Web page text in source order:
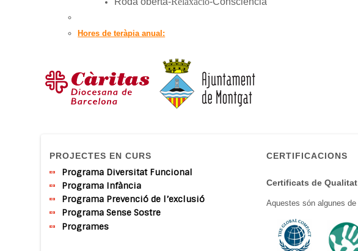
Hores de teràpia anual:
PROJECTES EN CURS
Programa Diversitat Funcional
Programa Infància
Programa Prevenció de l’exclusió
Programa Sense Sostre
Programes
CERTIFICACIONS
Certificats de Qualitat
Aquestes són algunes de